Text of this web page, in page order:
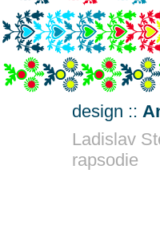
design ::
Ladislav
rapsodie